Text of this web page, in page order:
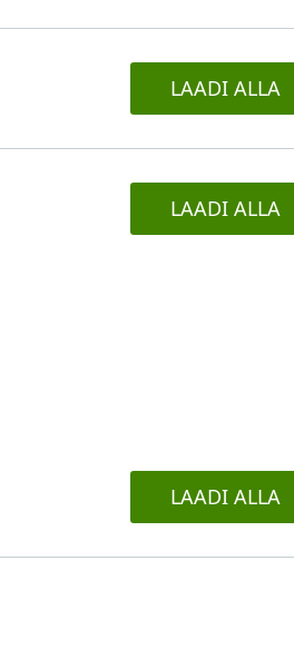
LAADI ALLA
LAADI ALLA
LAADI ALLA